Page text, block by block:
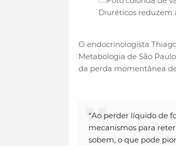
Diuréticos reduzem
O endocrinologista
Metabologia de São
da perda momentânea
“Ao perder líquido de
mecanismos para
sobem, o que pode